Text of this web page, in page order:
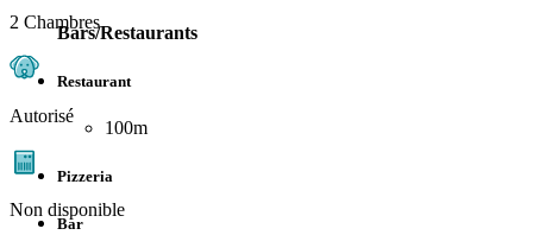
Bars/Restaurants
Restaurant
100m
Pizzeria
Bar
2 Chambres
Autorisé
Non disponible